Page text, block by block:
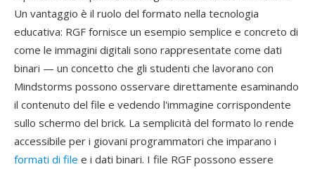
Un vantaggio è il ruolo del formato nella tecnologia
educativa: RGF fornisce un esempio semplice e concreto di
come le immagini digitali sono rappresentate come dati
binari — un concetto che gli studenti che lavorano con
Mindstorms possono osservare direttamente esaminando
il contenuto del file e vedendo l'immagine corrispondente
sullo schermo del brick. La semplicità del formato lo rende
accessibile per i giovani programmatori che imparano i
formati di file e i dati binari. I file RGF possono essere